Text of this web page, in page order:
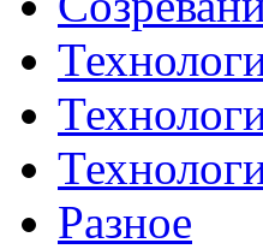
Разное